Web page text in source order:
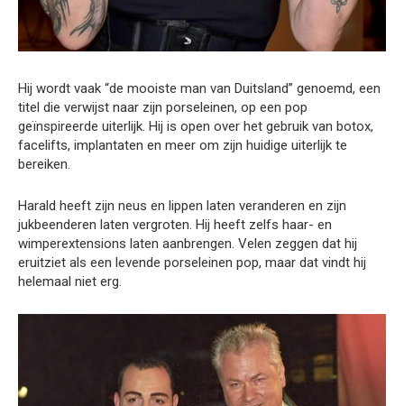
Hij wordt vaak “de mooiste man van Duitsland” genoemd, een
titel die verwijst naar zijn porseleinen, op een pop
geïnspireerde uiterlijk. Hij is open over het gebruik van botox,
facelifts, implantaten en meer om zijn huidige uiterlijk te
bereiken.
Harald heeft zijn neus en lippen laten veranderen en zijn
jukbeenderen laten vergroten. Hij heeft zelfs haar- en
wimperextensions laten aanbrengen. Velen zeggen dat hij
eruitziet als een levende porseleinen pop, maar dat vindt hij
helemaal niet erg.